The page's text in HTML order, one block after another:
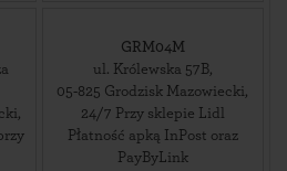
,
GRM04M
ul. Królewska 57B,
05-825 Grodzisk Mazowiecki,
24/7 Przy sklepie Lidl
Płatność apką InPost oraz
PayByLink